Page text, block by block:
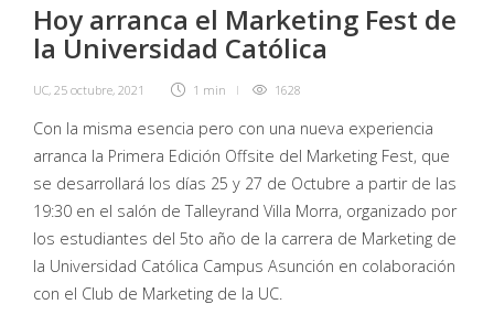
Hoy arranca el Marketing Fest de
la Universidad Católica
UC, 25 octubre, 2021 1 min 1628
Con la misma esencia pero con una nueva experiencia
arranca la Primera Edición Offsite del Marketing Fest, que
se desarrollará los días 25 y 27 de Octubre a partir de las
19:30 en el salón de Talleyrand Villa Morra, organizado por
los estudiantes del 5to año de la carrera de Marketing de
la Universidad Católica Campus Asunción en colaboración
con el Club de Marketing de la UC.